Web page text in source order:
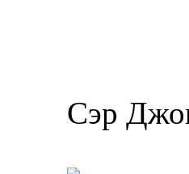
Сэр